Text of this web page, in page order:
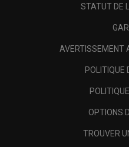
STATUT DE
AVERTISSEMENT
POLITIQUE
OPTIONS
TROUVER